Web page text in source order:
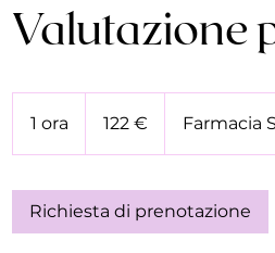
Valutazione
1 ora
o
122 € Farmacia
Richiesta di prenotazione